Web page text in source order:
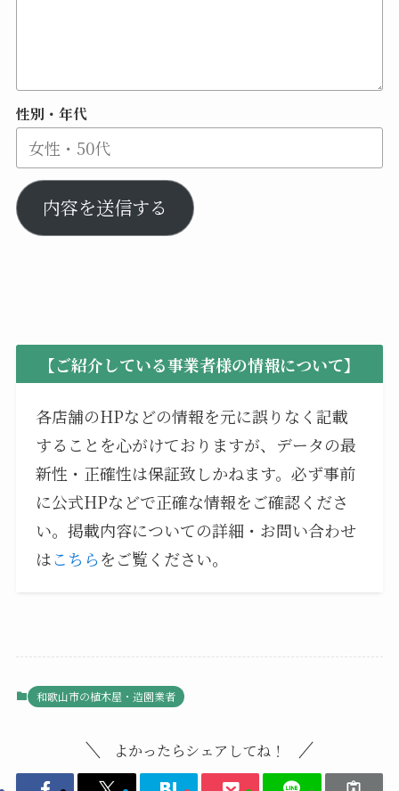
性別・年代
内容を送信する
【ご紹介している事業者様の情報について】
各店舗のHPなどの情報を元に誤りなく記載
することを心がけておりますが、データの最
新性・正確性は保証致しかねます。必ず事前
に公式HPなどで正確な情報をご確認くださ
い。掲載内容についての詳細・お問い合わせ
はこちらをご覧ください。
和歌山市の植木屋・造園業者
よかったらシェアしてね！